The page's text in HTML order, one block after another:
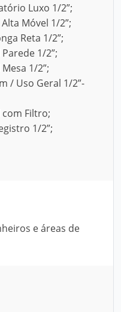
Luxo 1/2”;
Móvel 1/2”;
Reta 1/2”;
1/2”;
1/2”;
/ Uso Geral 1/2”-
com Filtro;
1/2”;
e áreas de